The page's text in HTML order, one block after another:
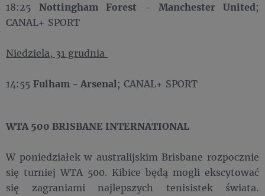
18:25Nottingham Forest - Manchester United;
CANAL+ SPORT
Niedziela, 31 grudnia
14:55 Fulham - Arsenal; CANAL+ SPORT
WTA 500 BRISBANE INTERNATIONAL
W poniedziałek w australijskim Brisbane rozpocznie
się turniej WTA 500. Kibice będą mogli ekscytować
się zagraniami najlepszych tenisistek świata.